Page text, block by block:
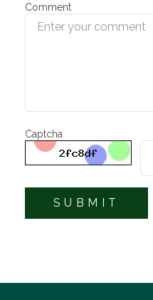
Comment
Captcha
SUBMIT